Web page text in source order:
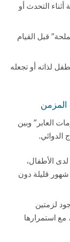
التحدث أو
قبل القيام
لذاته أو تجعله
المزمن
العابر” وبين
الدوائي.
الأطفال،
قليلة دون
لزمتين
استمرارها